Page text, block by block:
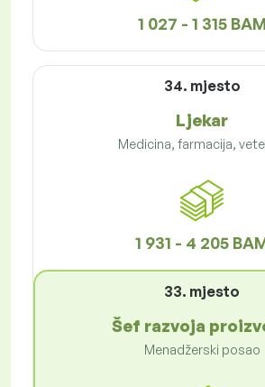
1 027 - 1 315 BAM
34. mjesto
Ljekar
Medicina, farmacija,
1 931 - 4 205
33. mjesto
Šef razvoja
Menadžerski posao